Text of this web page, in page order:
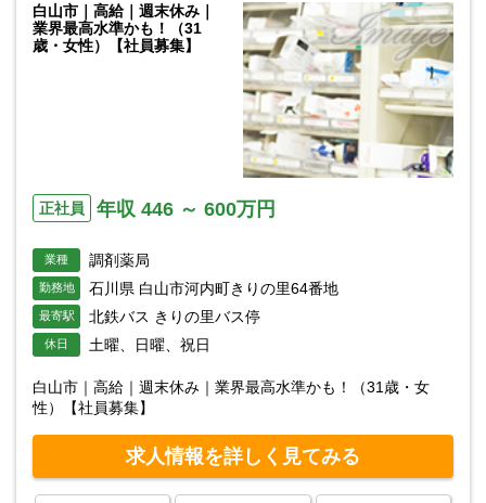
白山市｜高給｜週末休み｜
業界最高水準かも！（31
歳・女性）【社員募集】
正社員 年収 446 ～ 600万円
業種 調剤薬局
勤務地 石川県 白山市河内町きりの里64番地
最寄駅 北鉄バス きりの里バス停
休日 土曜、日曜、祝日
白山市｜高給｜週末休み｜業界最高水準かも！（31歳・女
性）【社員募集】
求人情報を詳しく見てみる